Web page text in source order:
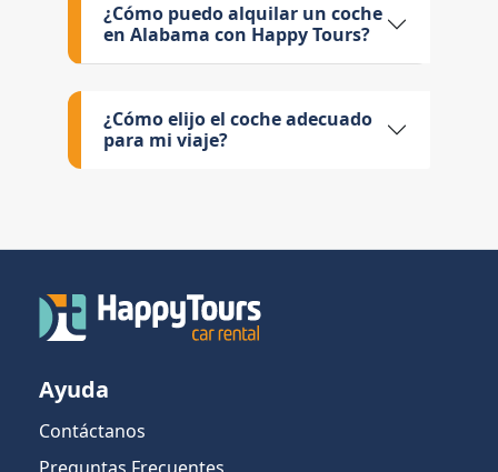
¿Cómo puedo alquilar un coche
en Alabama con Happy Tours?
¿Cómo elijo el coche adecuado
para mi viaje?
Ayuda
Contáctanos